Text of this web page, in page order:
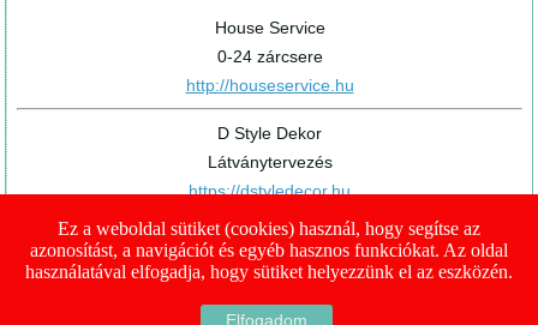
House Service
0-24 zárcsere
http://houseservice.hu
D Style Dekor
Látványtervezés
https://dstyledecor.hu
Copyright © 2018. All Rights Reserved.
Ez a weboldal sütiket (cookies) használ, hogy segítse az
azonosítást, a navigációt és egyéb hasznos funkciókat. Az oldal
használatával elfogadja, hogy sütiket helyezzünk el az eszközén.
Elfogadom